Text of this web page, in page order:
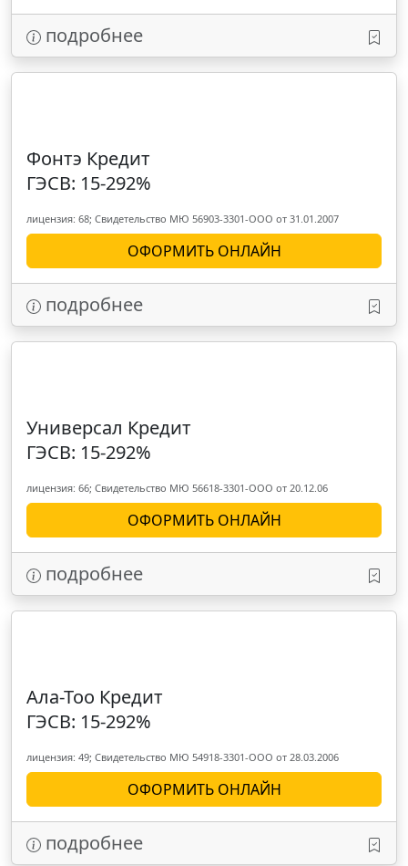
подробнее
Фонтэ Кредит
ГЭСВ: 15-292%
лицензия: 68; Свидетельство МЮ 56903-3301-ООО от 31.01.2007
ОФОРМИТЬ ОНЛАЙН
подробнее
Универсал Кредит
ГЭСВ: 15-292%
лицензия: 66; Свидетельство МЮ 56618-3301-ООО от 20.12.06
ОФОРМИТЬ ОНЛАЙН
подробнее
Ала-Тоо Кредит
ГЭСВ: 15-292%
лицензия: 49; Свидетельство МЮ 54918-3301-ООО от 28.03.2006
ОФОРМИТЬ ОНЛАЙН
подробнее